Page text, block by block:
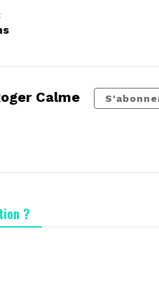
Calme
?